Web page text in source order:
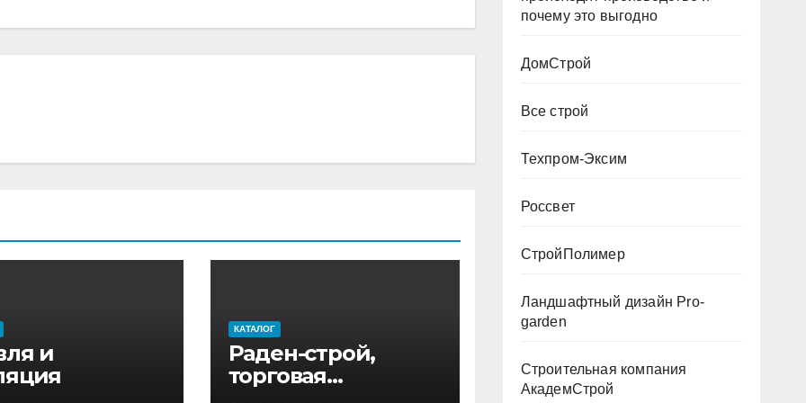
и
КАТАЛОГ
Раден-строй,
торговая
почему это выгодно
ДомСтрой
Все строй
Техпром-Эксим
Россвет
СтройПолимер
Ландшафтный дизайн Pro-
garden
Строительная компания
АкадемСтрой